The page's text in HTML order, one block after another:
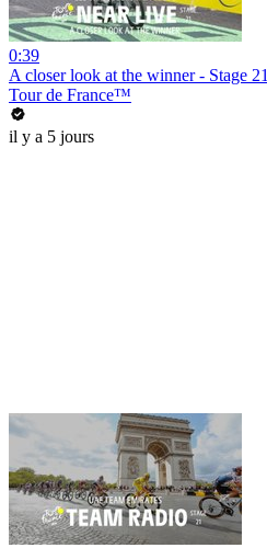
0:39
A closer look at the winner - Stage 21
Tour de France™
il y a 5 jours